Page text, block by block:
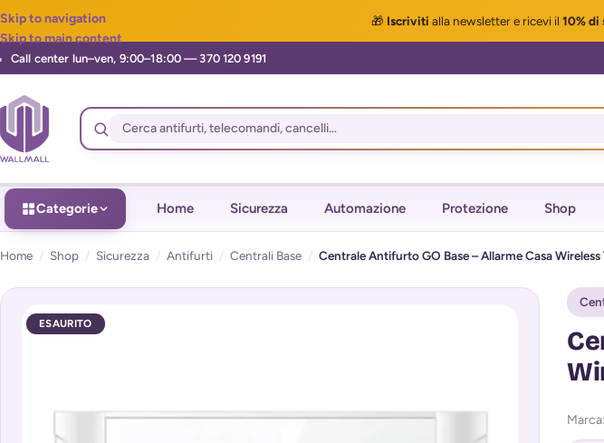
🎁 Iscriviti alla newslettere ricevi il 10% di
Skip to navigation
Skip to main content
Categorie Home Sicurezza Automazione Protezione Shop
Home / Shop / Sicurezza / Antifurti / Centrali Base / Centrale Antifurto GO Base – Allarme Casa Wireless
ESAURITO
Marca: